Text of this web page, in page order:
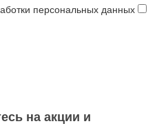
персональных данных
на акции и